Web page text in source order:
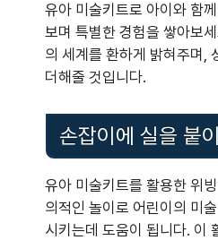
유아 미술키트로 아이와 함
보며 특별한 경험을 쌓아보
의 세계를 환하게 밝혀주며,
더해줄 것입니다.
손잡이에 실을 붙
유아 미술키트를 활용한 위
의적인 놀이로 어린이의 미
시키는데 도움이 됩니다. 이